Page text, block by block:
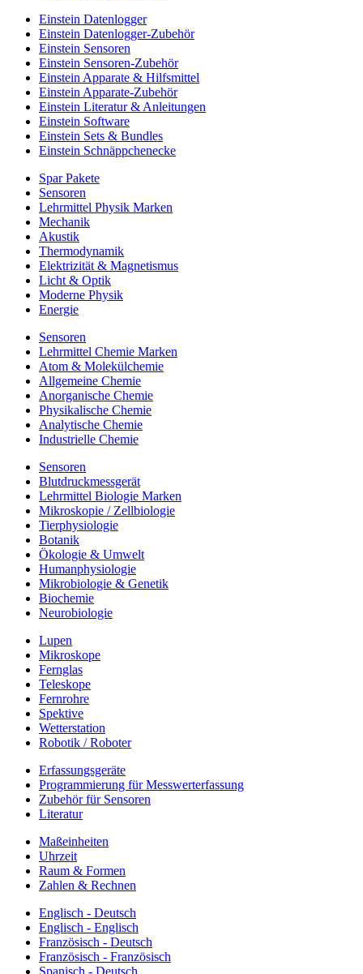
Einstein Datenlogger
Einstein Datenlogger-Zubehör
Einstein Sensoren
Einstein Sensoren-Zubehör
Einstein Apparate & Hilfsmittel
Einstein Apparate-Zubehör
Einstein Literatur & Anleitungen
Einstein Software
Einstein Sets & Bundles
Einstein Schnäppchenecke
Spar Pakete
Sensoren
Lehrmittel Physik Marken
Mechanik
Akustik
Thermodynamik
Elektrizität & Magnetismus
Licht & Optik
Moderne Physik
Energie
Sensoren
Lehrmittel Chemie Marken
Atom & Molekülchemie
Allgemeine Chemie
Anorganische Chemie
Physikalische Chemie
Analytische Chemie
Industrielle Chemie
Sensoren
Blutdruckmessgerät
Lehrmittel Biologie Marken
Mikroskopie / Zellbiologie
Tierphysiologie
Botanik
Ökologie & Umwelt
Humanphysiologie
Mikrobiologie & Genetik
Biochemie
Neurobiologie
Lupen
Mikroskope
Fernglas
Teleskope
Fernrohre
Spektive
Wetterstation
Robotik / Roboter
Erfassungsgeräte
Programmierung für Messwerterfassung
Zubehör für Sensoren
Literatur
Maßeinheiten
Uhrzeit
Raum & Formen
Zahlen & Rechnen
Englisch - Deutsch
Englisch - Englisch
Französisch - Deutsch
Französisch - Französisch
Spanisch - Deutsch